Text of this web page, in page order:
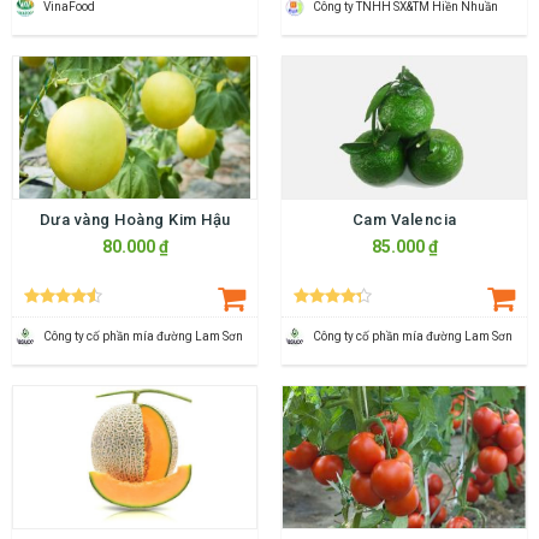
VinaFood Công ty TNHH SX&TM Hiền Nhuần
Dưa vàng Hoàng Kim Hậu
80.000 ₫
Công ty cố phần mía đường Lam Sơn
Cam Valencia
85.000 ₫
Công ty cố phần mía đường Lam Sơn